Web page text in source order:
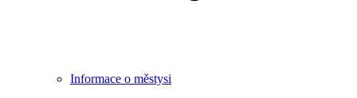
Informace o městysi